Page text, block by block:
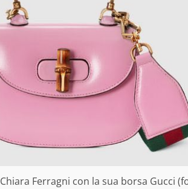
Chiara Ferragni con la sua borsa Gucci